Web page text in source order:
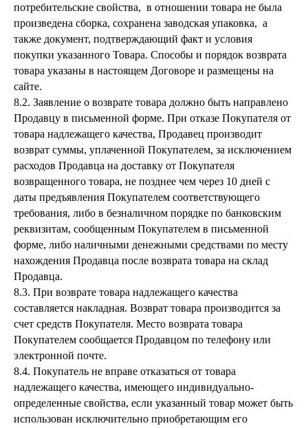
потребительские свойства, в отношении товара не была
произведена сборка, сохранена заводская упаковка, а
также документ, подтверждающий факт и условия
покупки указанного Товара. Способы и порядок возврата
товара указаны в настоящем Договоре и размещены на
сайте.
8.2. Заявление о возврате товара должно быть направлено
Продавцу в письменной форме. При отказе Покупателя от
товара надлежащего качества, Продавец производит
возврат суммы, уплаченной Покупателем, за исключением
расходов Продавца на доставку от Покупателя
возвращенного товара, не позднее чем через 10 дней с
даты предъявления Покупателем соответствующего
требования, либо в безналичном порядке по банковским
реквизитам, сообщенным Покупателем в письменной
форме, либо наличными денежными средствами по месту
нахождения Продавца после возврата товара на склад
Продавца.
8.3. При возврате товара надлежащего качества
составляется накладная. Возврат товара производится за
счет средств Покупателя. Место возврата товара
Покупателем сообщается Продавцом по телефону или
электронной почте.
8.4. Покупатель не вправе отказаться от товара
надлежащего качества, имеющего индивидуально-
определенные свойства, если указанный товар может быть
использован исключительно приобретающим его